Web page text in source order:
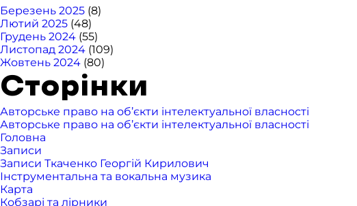
Березень 2025 (8)
Лютий 2025 (48)
Грудень 2024 (55)
Листопад 2024 (109)
Жовтень 2024 (80)
Сторінки
Авторське право на об’єкти інтелектуальної власності
Авторське право на об’єкти інтелектуальної власності
Головна
Записи
Записи Ткаченко Георгій Кирилович
Інструментальна та вокальна музика
Карта
Кобзарі та лірники